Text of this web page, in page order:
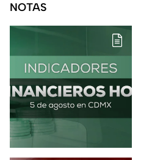
NOTAS